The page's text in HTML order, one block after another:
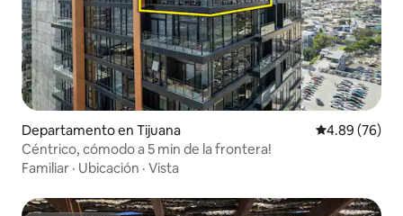
Departamento en Tijuana Calificación
4.89 (76)
Céntrico, cómodo a 5 min de la frontera!
Familiar · Ubicación · Vista